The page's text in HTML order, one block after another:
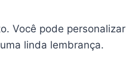
Você pode
linda lembrança.